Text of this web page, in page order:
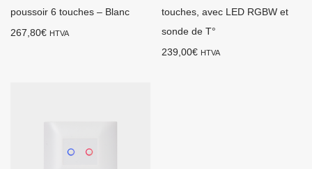
poussoir 6 touches – Blanc
267,80€ HTVA
touches, avec LED RGBW et
sonde de T°
239,00€ HTVA